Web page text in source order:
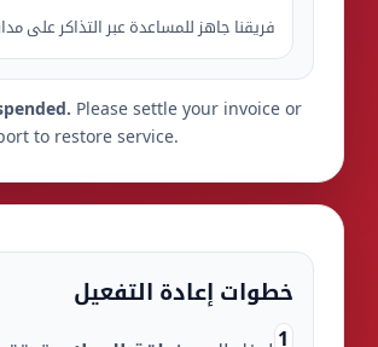
فريقنا جاهز للمساعدة عبر التذاكر على
Please settle your invoice or
to restore service.
خطوات إعادة التفعيل
1